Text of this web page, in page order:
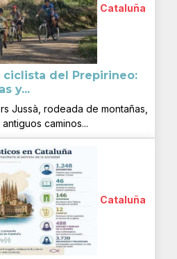
Cataluña
ciclista del Prepirineo:
y...
Jussà, rodeada de montañas,
caminos...
Cataluña